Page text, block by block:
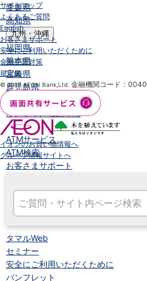
愛媛県
高知県
九州・沖縄
福岡県
熊本県
宮崎県
鹿児島県
沖縄県
オンライン相談専用
ATM
ATMサービス
ATM検索
お客さまサポート
タマルWeb
セミナー
安全にご利用いただくために
パンフレット
サイトマップ
よくあるご質問
English
お客さまサポート
安全にご利用いただくために
金融犯罪対策
規定集
© 2007 AEON Bank,Ltd. 金融機関コード：0040
イオンのお買い物情報へ
グループ情報サイトへ